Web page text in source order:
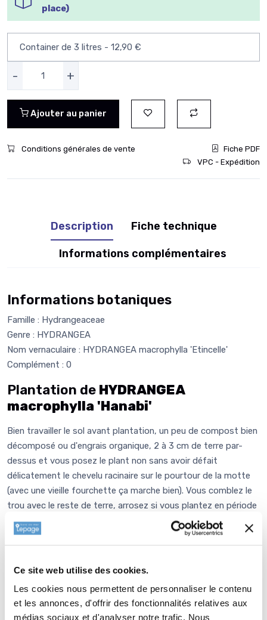
Ce site web utilise des cookies.
Les cookies nous permettent de personnaliser le contenu
et les annonces, d'offrir des fonctionnalités relatives aux
médias sociaux et d'analyser notre trafic. Nous
place)
- +
Ajouter au panier
Conditions générales de vente
Fiche PDF
VPC - Expédition
Description Fiche technique
Informations complémentaires
Informations botaniques
Famille : Hydrangeaceae
Genre : HYDRANGEA
Nom vernaculaire : HYDRANGEA macrophylla 'Etincelle'
Complément : 0
Plantation de HYDRANGEA
macrophylla 'Hanabi'
Bien travailler le sol avant plantation, un peu de compost bien
décomposé ou d'engrais organique, 2 à 3 cm de terre par-
dessus et vous posez le plant non sans avoir défait
délicatement le chevelu racinaire sur le pourtour de la motte
(avec une vieille fourchette ça marche bien). Vous comblez le
trou avec le reste de terre, arrosez si vous plantez en période
sèche, puis un peu de paillage sur le sol à la périphérie pour
garder l'humidité, enrichir et équilibrer la terre. Il ne vous reste
naturellement de terrain acide et les couleurs des fleurs
moyenne. En revanche, si vous plantez en terrain neutre ou
calcaire, pour obtenir les mêmes couleurs, il vous faudra à la